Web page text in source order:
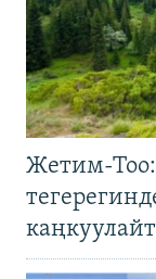
Жетим-